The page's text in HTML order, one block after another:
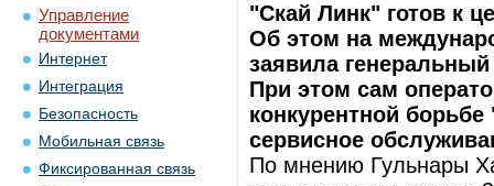
Управление
документами
Интернет
Интеграция
Безопасность
Мобильная связь
Фиксированная связь
"Скай Линк" готов к
Об этом на
заявила
При этом сам
конкурентной
сервисное
По мнению Гульнары